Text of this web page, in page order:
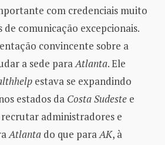
com credenciais muito
comunicação excepcionais.
convincente sobre a
a sede paraAtlanta. Ele
estava se expandindo
estados da Costa Sudeste e
administradores e
Atlanta do que paraAK, à